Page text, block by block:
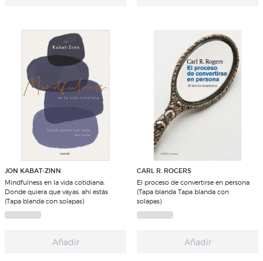
JON KABAT-ZINN
Mindfulness en la vida cotidiana:
Donde quiera que vayas, ahí estás
(Tapa blanda con solapas)
Añadir
CARL R. ROGERS
El proceso de convertirse en persona
(Tapa blanda Tapa blanda con
solapas)
Añadir